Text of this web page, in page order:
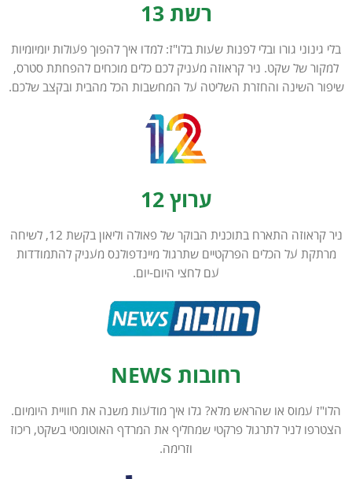
רשת 13
בלי גינוני גורו ובלי לפנות שעות בלו"ז: למדו איך להפוך פעולות יומיומיות
למקור של שקט. ניר קראוזה מעניק לכם כלים מוכחים להפחתת סטרס,
שיפור השינה והחזרת השליטה על המחשבות הכל מהבית ובקצב שלכם.
ערוץ 12
ניר קראוזה התארח בתוכנית הבוקר של פאולה וליאון בקשת 12, לשיחה
מרתקת על הכלים הפרקטיים שתרגול מיינדפולנס מעניק להתמודדות
עם לחצי היום-יום.
רחובות NEWS
הלו"ז עמוס או שהראש מלא? גלו איך מודעות משנה את חוויית היומיום.
הצטרפו לניר לתרגול פרקטי שמחליף את המרדף האוטומטי בשקט, ריכוז
וזרימה.